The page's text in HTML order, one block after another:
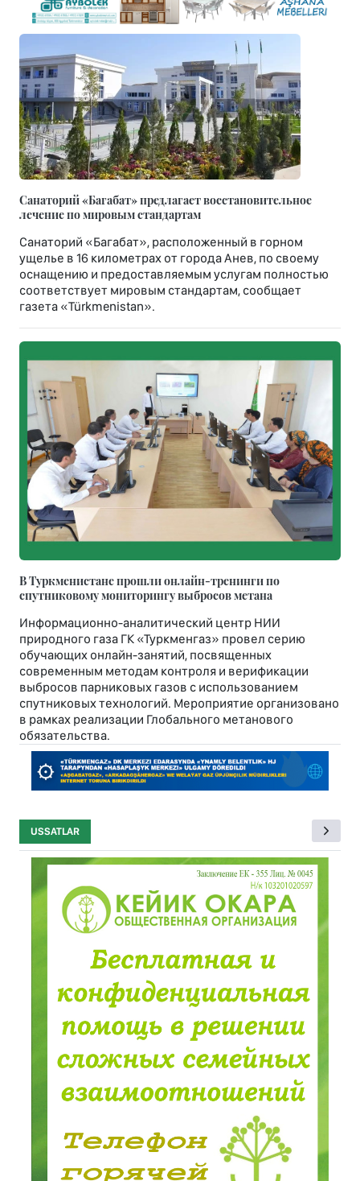
Санаторий «Багабат» предлагает восстановительное
лечение по мировым стандартам
Санаторий «Багабат», расположенный в горном
ущелье в 16 километрах от города Анев, по своему
оснащению и предоставляемым услугам полностью
соответствует мировым стандартам, сообщает
газета «Türkmenistan».
В Туркменистане прошли онлайн-тренинги по
спутниковому мониторингу выбросов метана
Информационно-аналитический центр НИИ
природного газа ГК «Туркменгаз» провел серию
обучающих онлайн-занятий, посвященных
современным методам контроля и верификации
выбросов парниковых газов с использованием
спутниковых технологий. Мероприятие организовано
в рамках реализации Глобального метанового
обязательства.
USSATLAR